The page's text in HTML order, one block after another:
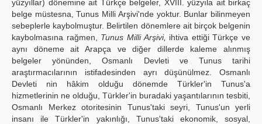
yüzyıllar) dönemine ait Türkçe belgeler, XVIII. yüzyıla ait birkaç
belge müstesna, Tunus Milli Arşivi'nde yoktur. Bunlar bilinmeyen
sebeplerle kaybolmuştur. Belirtilen dönemlere ait birçok belgenin
kaybolmasına rağmen, Tunus Milli Arşivi, ihtiva ettiği Türkçe ve
aynı döneme ait Arapça ve diğer dillerde kaleme alınmış
belgeler yönünden, Osmanlı Devleti ve Tunus tarihi
araştırmacılarının istifadesinden ayrı düşünülmez. Osmanlı
Devleti nin hâkim olduğu dönemde Türkler'in Tunus'a
hizmetlerinin ne olduğu, Türkler'in buradaki yaşantılarının tesbiti,
Osmanlı Merkez otoritesinin Tunus'taki seyri, Tunus'un yerli
insanı ile Türkler'in yakınlığı, Tunus'taki ekonomik, sosyal,